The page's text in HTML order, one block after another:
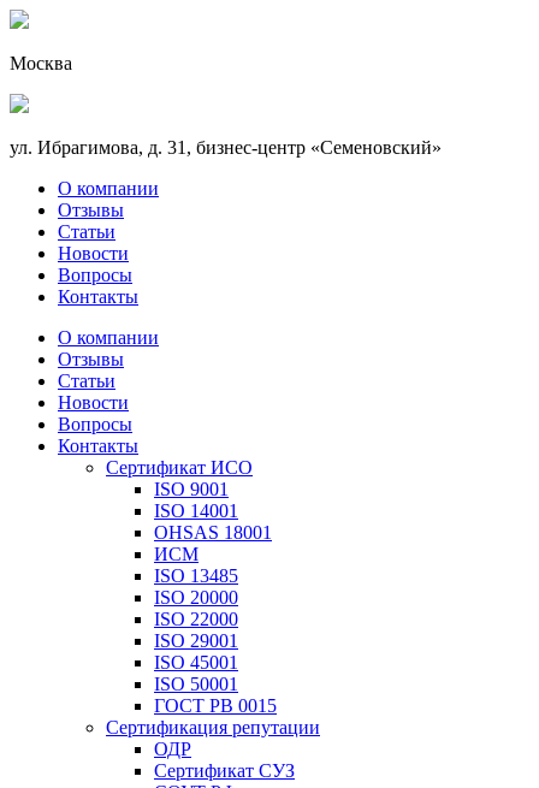
Москва
ул. Ибрагимова, д. 31, бизнес-центр «Семеновский»
О компании
Отзывы
Статьи
Новости
Вопросы
Контакты
О компании
Отзывы
Статьи
Новости
Вопросы
Контакты
Сертификат ИСО
ISO 9001
ISO 14001
OHSAS 18001
ИСМ
ISO 13485
ISO 20000
ISO 22000
ISO 29001
ISO 45001
ISO 50001
ГОСТ РВ 0015
Сертификация репутации
ОДР
Сертификат СУЗ